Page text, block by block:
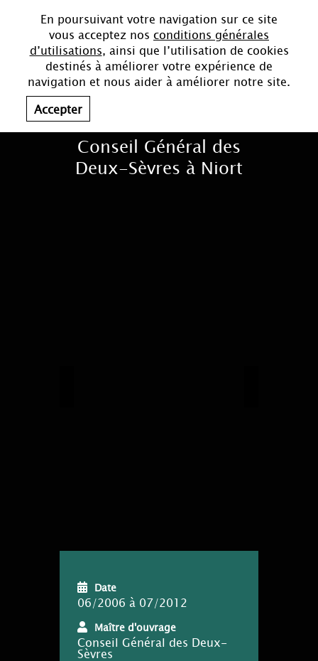
En poursuivant votre navigation sur ce site
vous acceptez nos conditions générales
d’utilisations, ainsi que l’utilisation de cookies
destinés à améliorer votre expérience de
navigation et nous aider à améliorer notre site.
Accepter
Conseil Général des
Deux-Sèvres à Niort
Date
06/2006 à 07/2012
Maître d'ouvrage
Conseil Général des Deux-
Sèvres